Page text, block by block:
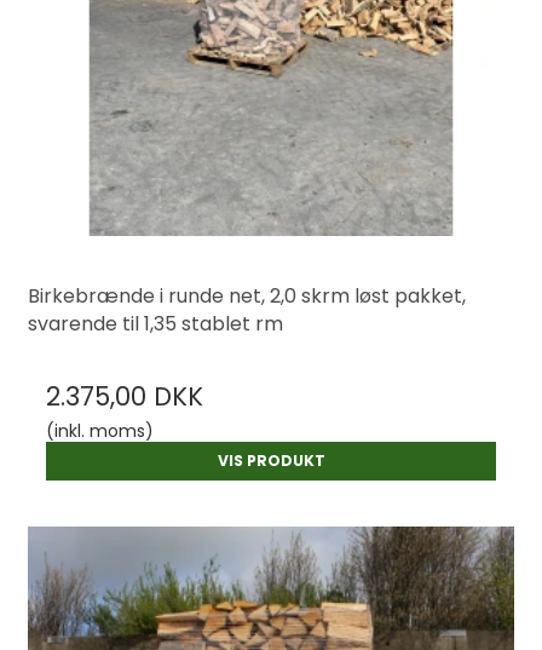
Birkebrænde i runde net, 2,0 skrm løst pakket,
svarende til 1,35 stablet rm
2.375,00 DKK
(inkl. moms)
VIS PRODUKT